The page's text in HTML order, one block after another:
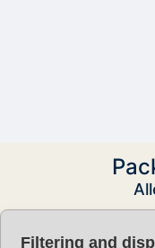
Filtering and